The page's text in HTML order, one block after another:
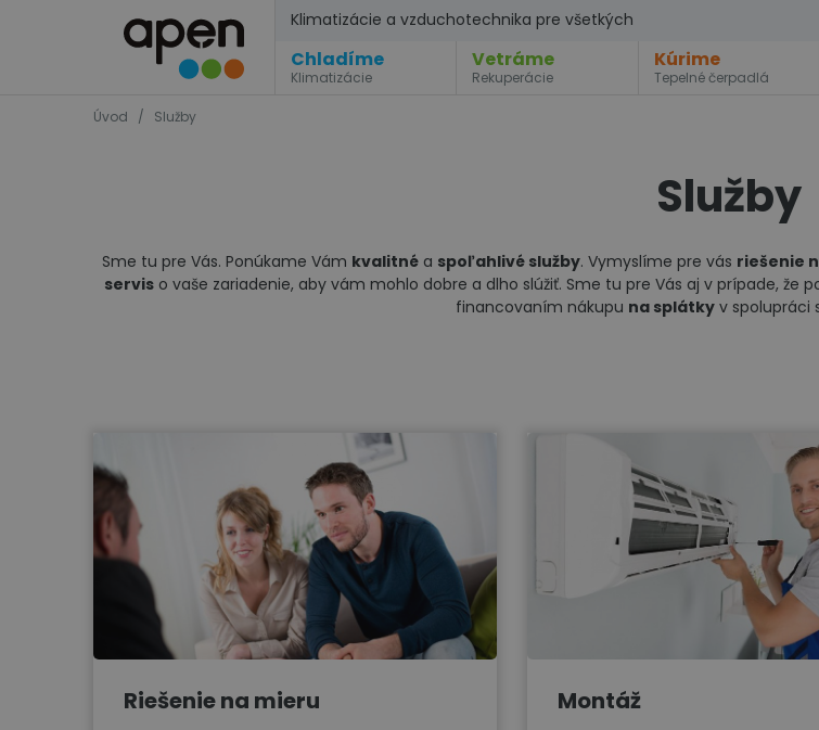
Klimatizácie a vzduchotechnika pre všetkých
Chladíme
Klimatizácie
Vetráme
Rekuperácie
Kúrime
Tepelné čerpadlá
Úvod / Služby
Služby
Sme tu pre Vás. Ponúkame Vám kvalitné a spoľahlivé služby. Vymyslíme pre vás riešenie
servis o vaše zariadenie, aby vám mohlo dobre a dlho slúžiť. Sme tu pre Vás aj v prípade, že
financovaním nákupu na splátky v spolupráci
Riešenie na mieru Montáž